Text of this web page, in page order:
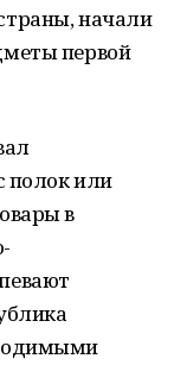
начали
первой
полок или
в